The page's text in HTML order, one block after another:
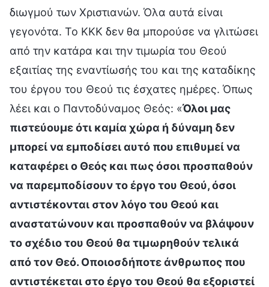
διωγμού των Χριστιανών. Όλα αυτά είναι
γεγονότα. Το ΚΚΚ δεν θα μπορούσε να γλιτώσει
από την κατάρα και την τιμωρία του Θεού
εξαιτίας της εναντίωσής του και της καταδίκης
του έργου του Θεού τις έσχατες ημέρες. Όπως
λέει και ο Παντοδύναμος Θεός: «Όλοι μας
πιστεύουμε ότι καμία χώρα ή δύναμη δεν
μπορεί να εμποδίσει αυτό που επιθυμεί να
καταφέρει ο Θεός και πως όσοι προσπαθούν
να παρεμποδίσουν το έργο του Θεού, όσοι
αντιστέκονται στον λόγο του Θεού και
αναστατώνουν και προσπαθούν να βλάψουν
το σχέδιο του Θεού θα τιμωρηθούν τελικά
από τον Θεό. Οποιοσδήποτε άνθρωπος που
αντιστέκεται στο έργο του Θεού θα εξοριστεί